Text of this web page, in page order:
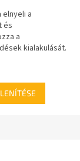
elnyeli a
és
a
kialakulását.